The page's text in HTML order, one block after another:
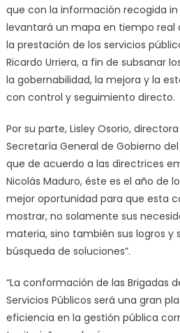
que con la información recogida in
levantará un mapa en tiempo real
la prestación de los servicios
Ricardo Urriera, a fin de subsanar
la gobernabilidad, la mejora y la
con control y seguimiento directo.
Por su parte, Lisley Osorio,
Secretaría General de Gobierno
que de acuerdo a las directrices
Nicolás Maduro, éste es el año de
mejor oportunidad para que esta
mostrar, no solamente sus
materia, sino también sus logros y
búsqueda de soluciones”.
“La conformación de las Brigadas
Servicios Públicos será una gran
eficiencia en la gestión pública